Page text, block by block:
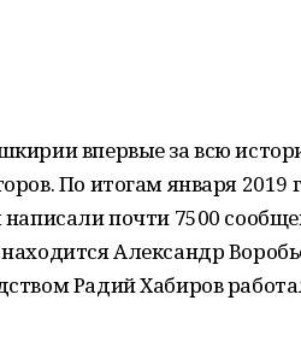
впервые за всю
По итогам января
почти 7500
Александр
Радий Хабиров